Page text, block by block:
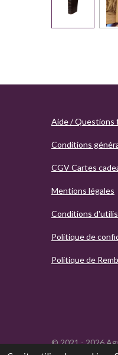
Aide / Questions
Conditions
CGV Cartes
Mentions légales
Conditions
Politique de
Politique de
© 2021 - 2026